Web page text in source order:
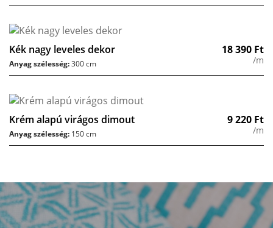
Kék nagy leveles dekor 18 390 Ft
/m
Anyag szélesség:300 cm
Krém alapú virágos dimout 9 220 Ft
/m
Anyag szélesség: 150 cm